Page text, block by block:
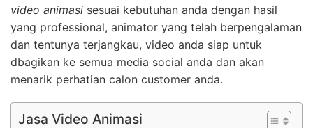
video animasi sesuai kebutuhan anda dengan hasil
yang professional, animator yang telah berpengalaman
dan tentunya terjangkau, video anda siap untuk
dbagikan ke semua media social anda dan akan
menarik perhatian calon customer anda.
Jasa Video Animasi